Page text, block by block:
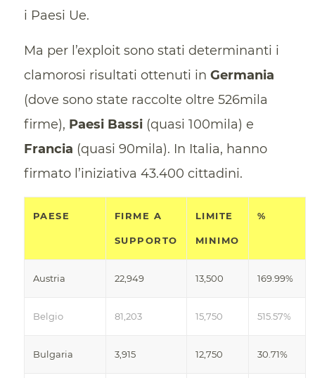
i Paesi Ue.
Ma per l’exploit sono stati determinanti i
clamorosi risultati ottenuti in Germania
(dove sono state raccolte oltre 526mila
firme), Paesi Bassi(quasi 100mila) e
Francia (quasi 90mila). In Italia, hanno
firmato l’iniziativa 43.400 cittadini.
PAESE FIRME A
SUPPORTO
LIMITE
MINIMO
%
Austria 22,949 13,500 169.99%
Belgio 81,203 15,750 515.57%
Bulgaria 3,915 12,750 30.71%